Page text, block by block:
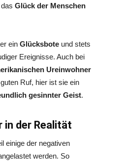
Glück der Menschen
ein Glücksbote und stets
Ereignisse. Auch bei
Ureinwohner
Ruf, hier ist sie ein
gesinnter Geist.
in der Realität
einige der negativen
werden. So